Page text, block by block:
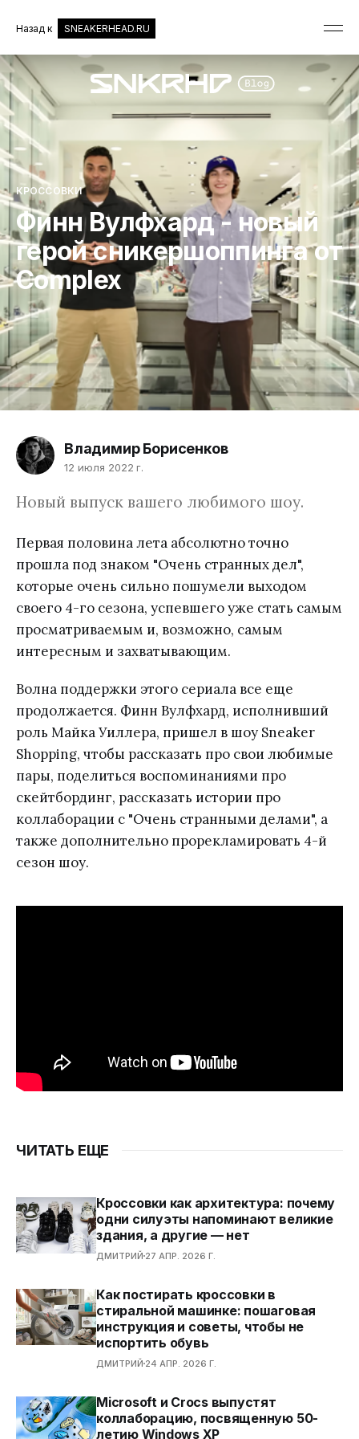
Назад к SNEAKERHEAD.RU
КРОССОВКИ
Финн Вулфхард - новый
герой сникершоппинга от
Complex
Владимир Борисенков
12 июля 2022 г.
Новый выпуск вашего любимого шоу.
Первая половина лета абсолютно точно
прошла под знаком "Очень странных дел",
которые очень сильно пошумели выходом
своего 4-го сезона, успевшего уже стать самым
просматриваемым и, возможно, самым
интересным и захватывающим.
Волна поддержки этого сериала все еще
продолжается. Финн Вулфхард, исполнивший
роль Майка Уиллера, пришел в шоу Sneaker
Shopping, чтобы рассказать про свои любимые
пары, поделиться воспоминаниями про
скейтбординг, рассказать истории про
коллаборации с "Очень странными делами", а
также дополнительно прорекламировать 4-й
сезон шоу.
ЧИТАТЬ ЕЩЕ
Кроссовки как архитектура: почему
одни силуэты напоминают великие
здания, а другие — нет
ДМИТРИЙ 27 АПР. 2026 Г.
Как постирать кроссовки в
стиральной машинке: пошаговая
инструкция и советы, чтобы не
испортить обувь
ДМИТРИЙ 24 АПР. 2026 Г.
Microsoft и Crocs выпустят
коллаборацию, посвященную 50-
летию Windows XP